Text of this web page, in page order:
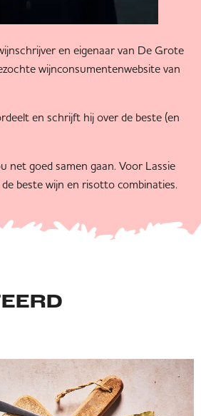
en eigenaar van De Grote
wijnconsumentenwebsite van
en schrijft hij over de beste (en
net goed samen gaan. Voor Lassie
beste wijn en risotto combinaties.